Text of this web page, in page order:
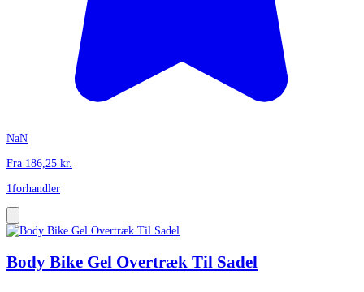
NaN
Fra 186,25 kr.
1forhandler
Body Bike Gel Overtræk Til Sadel